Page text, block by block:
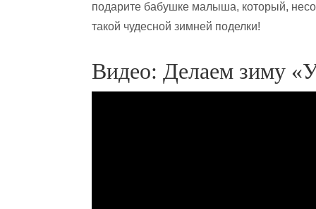
подарите бабушке малыша, который,
такой чудесной зимней поделки!
Видео: Делаем зиму